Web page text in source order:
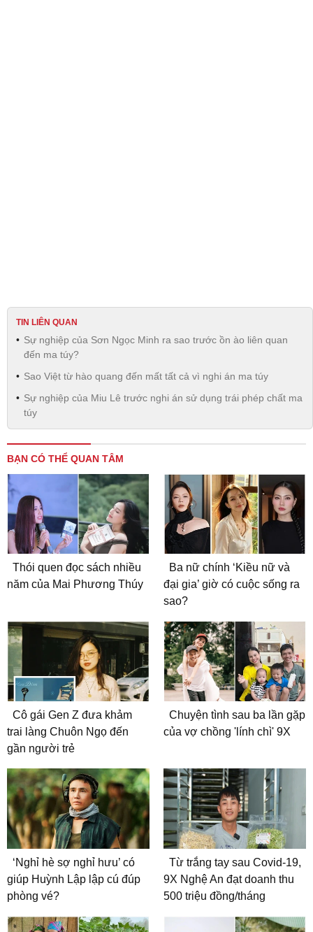
TIN LIÊN QUAN
Sự nghiệp của Sơn Ngọc Minh ra sao trước ồn ào liên quan
đến ma túy?
Sao Việt từ hào quang đến mất tất cả vì nghi án ma túy
Sự nghiệp của Miu Lê trước nghi án sử dụng trái phép chất ma
túy
BẠN CÓ THỂ QUAN TÂM
Thói quen đọc sách nhiều
năm của Mai Phương Thúy
Ba nữ chính ‘Kiều nữ và
đại gia’ giờ có cuộc sống ra
sao?
Cô gái Gen Z đưa khảm
trai làng Chuôn Ngọ đến
gần người trẻ
Chuyện tình sau ba lần gặp
của vợ chồng 'lính chì' 9X
‘Nghỉ hè sợ nghỉ hưu’ có
giúp Huỳnh Lập lập cú đúp
phòng vé?
Từ trắng tay sau Covid-19,
9X Nghệ An đạt doanh thu
500 triệu đồng/tháng